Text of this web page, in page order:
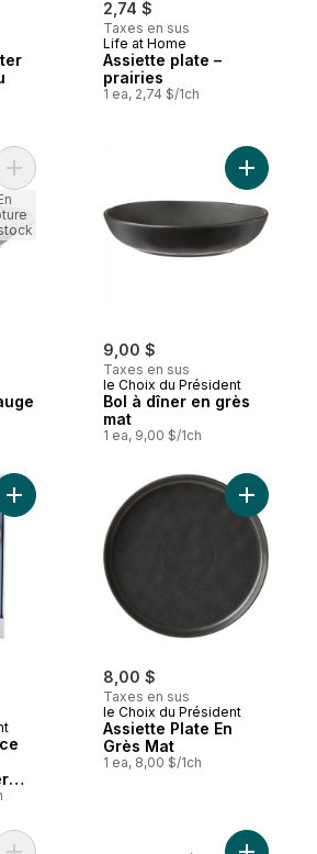
2,74 $
Taxes en sus
Life at Home
Assiette plate –
prairies
1 ea, 2,74 $/1ch
Ajouter Petit bol ‒ vert sauge d’antan au
9,00 $
Taxes en sus
le Choix du Président
Bol à dîner en grès
mat
1 ea, 9,00 $/1ch
Ajouter
Ajouter President's Choice Ensemble de
8,00 $
Taxes en sus
le Choix du Président
Assiette Plate En
Grès Mat
1 ea, 8,00 $/1ch
Ajouter